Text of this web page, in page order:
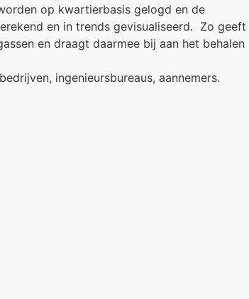
op kwartierbasis gelogd en de
en in trends gevisualiseerd. Zo geeft
en draagt daarmee bij aan het behalen
ingenieursbureaus, aannemers.